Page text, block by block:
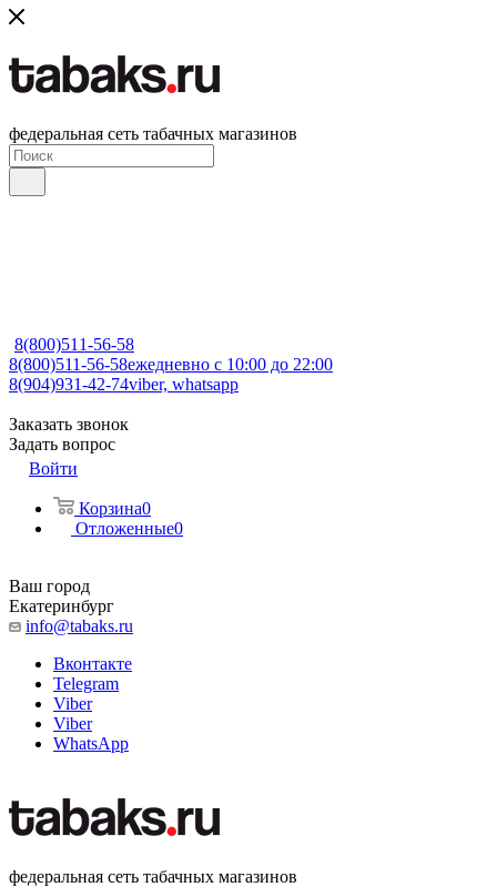
федеральная сеть табачных магазинов
8(800)511-56-58
8(800)511-56-58ежедневно с 10:00 до 22:00
8(904)931-42-74viber, whatsapp
Заказать звонок
Задать вопрос
Войти
Корзина0
Отложенные0
Ваш город
Екатеринбург
info@tabaks.ru
Вконтакте
Telegram
Viber
Viber
WhatsApp
федеральная сеть табачных магазинов